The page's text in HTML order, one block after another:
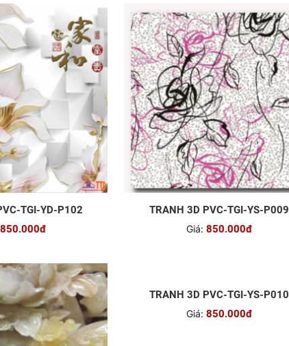
TGI-YD-P102
850.000đ
TRANH 3D PVC-TGI-YS-P009
Giá: 850.000đ